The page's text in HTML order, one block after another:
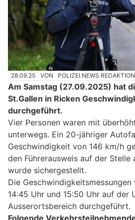
28.09.25 VON POLIZEI.NEWS REDAKTION
Am Samstag (27.09.2025) hat
St.Gallen in Ricken
durchgeführt.
Vier Personen waren mit
unterwegs. Ein 20-jähriger
Geschwindigkeit von 146 km/h
den Führerausweis auf der Stelle
wurde sichergestellt.
Die
14:45 Uhr und 15:50 Uhr auf der
Ausserortsbereich durchgeführt.
Folgende